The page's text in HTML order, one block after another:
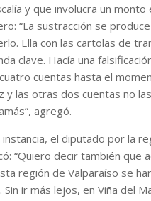
y que involucra un
“La sustracción se
Ella con las cartolas de
clave. Hacía una
cuentas hasta el
y las otras dos cuentas no
agregó.
el diputado por la
“Quiero decir también que
región de Valparaíso se
ir más lejos, en Viña del